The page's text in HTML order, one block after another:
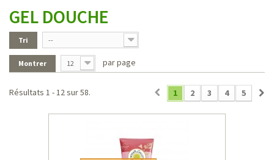
GEL DOUCHE
Tri --
Montrer 12 par page
1 2 3 4 5
Résultats 1 - 12 sur 58.